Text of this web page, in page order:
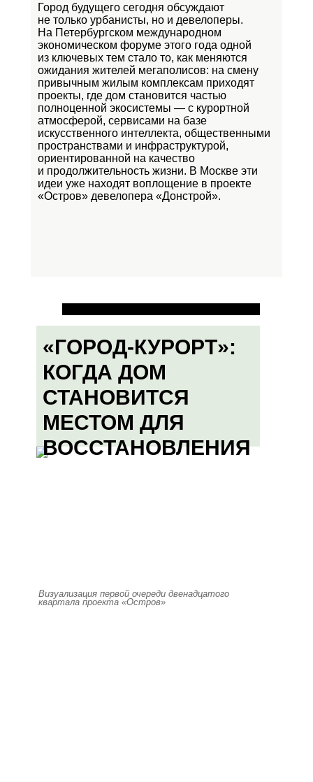
Город будущего сегодня обсуждают
не только урбанисты, но и девелоперы.
На Петербургском международном
экономическом форуме этого года одной
из ключевых тем стало то, как меняются
ожидания жителей мегаполисов: на смену
привычным жилым комплексам приходят
проекты, где дом становится частью
полноценной экосистемы — с курортной
атмосферой, сервисами на базе
искусственного интеллекта, общественными
пространствами и инфраструктурой,
ориентированной на качество
и продолжительность жизни. В Москве эти
идеи уже находят воплощение в проекте
«Остров» девелопера «Донстрой».
«ГОРОД-КУРОРТ»:
КОГДА ДОМ
СТАНОВИТСЯ
МЕСТОМ ДЛЯ
ВОССТАНОВЛЕНИЯ
Визуализация первой очереди двенадцатого
квартала проекта «Остров»